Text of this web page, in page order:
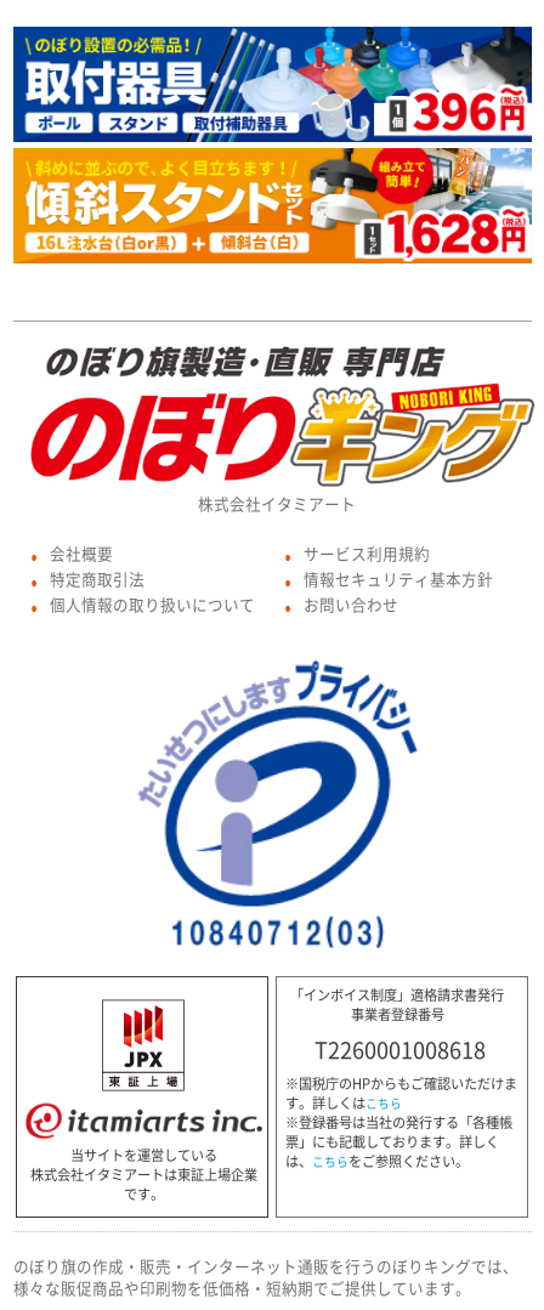
株式会社イタミアート
● 会社概要
● 特定商取引法
● 個人情報の取り扱いについて
● サービス利用規約
● 情報セキュリティ基本方針
● お問い合わせ
当サイトを運営している
株式会社イタミアートは東証上場企業
です。
「インボイス制度」適格請求書発行
事業者登録番号
T2260001008618
※国税庁のHPからもご確認いただけま
す。詳しくはこちら
※登録番号は当社の発行する「各種帳
票」にも記載しております。詳しく
は、 こちらをご参照ください。
のぼり旗の作成・販売・インターネット通販を行うのぼりキングでは、
様々な販促商品や印刷物を低価格・短納期でご提供しています。